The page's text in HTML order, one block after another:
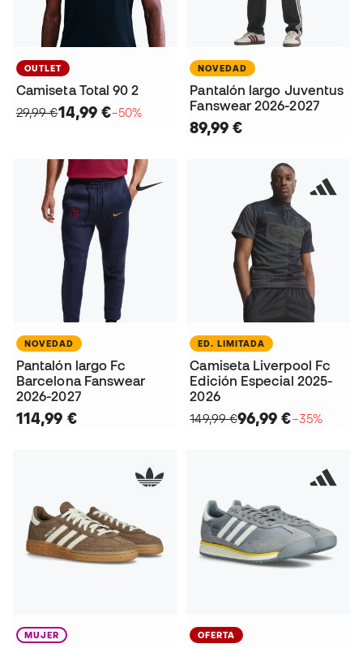
OUTLET
Camiseta Total 90 2
29,99 €14,99 €−50%
NOVEDAD
Pantalón largo Juventus
Fanswear 2026-2027
89,99 €
NOVEDAD
Pantalón largo Fc
Barcelona Fanswear
2026-2027
114,99 €
ED. LIMITADA
Camiseta Liverpool Fc
Edición Especial 2025-
2026
149,99 €96,99 €−35%
MUJER OFERTA